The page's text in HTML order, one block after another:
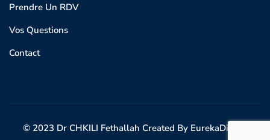
Prendre Un RDV
Vos Questions
Contact
© 2023 Dr CHKILI Fethallah Created By EurekaDigital